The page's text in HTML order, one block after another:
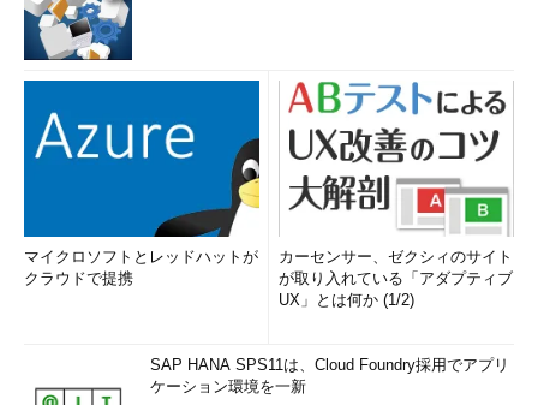
マイクロソフトとレッドハットが
クラウドで提携
カーセンサー、ゼクシィのサイト
が取り入れている「アダプティブ
UX」とは何か (1/2)
SAP HANA SPS11は、Cloud Foundry採用でアプリ
ケーション環境を一新